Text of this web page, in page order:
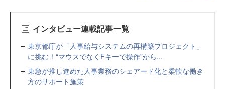
インタビュー連載記事一覧
東京都庁が「人事給与システムの再構築プロジェクト」
に挑む！“マウスでなくFキーで操作”から...
東急が推し進めた人事業務のシェアード化と柔軟な働き
方のサポート施策